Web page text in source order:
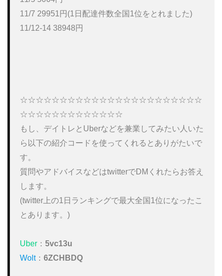
11/7 29951円(1日配達件数全国1位をとれました)
11/12-14 38948円
☆☆☆☆☆☆☆☆☆☆☆☆☆☆☆☆☆☆☆☆☆☆☆
☆☆☆☆☆☆☆☆☆☆☆☆☆
もし、デイトレとUberなどを兼業してみたい人いた
ら以下の紹介コードを使ってくれるとありがたいで
す。
質問やアドバイスなどはtwitterでDMくれたらお答え
します。
(twitter上の1日ランキングで最大全国1位になったこ
とあります。)
Uber ： 5vc13u
Wolt： 6ZCHBDQ